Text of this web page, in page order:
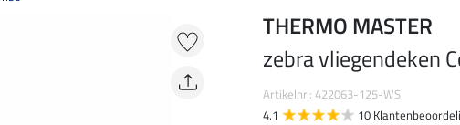
THERMO MASTER
zebra vliegendeken
Artikelnr.: 422063-125-WS
4.1
10